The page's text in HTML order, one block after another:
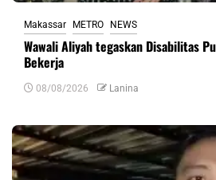
Makassar METRO NEWS
Wawali Aliyah tegaskan Disabilitas
Bekerja
08/08/2026 Lanina